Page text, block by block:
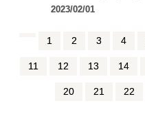
2023/02/01
1 2 3 4
11 12 13 14
20 21 22